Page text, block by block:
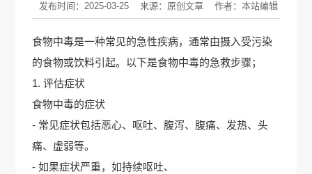
发布时间：2025-03-25 来源：原创文章 作者：本站编辑
食物中毒是一种常见的急性疾病，通常由摄入受污染
的食物或饮料引起。以下是食物中毒的急救步骤；
1. 评估症状
食物中毒的症状
- 常见症状包括恶心、呕吐、腹泻、腹痛、发热、头
痛、虚弱等。
- 如果症状严重，如持续呕吐、